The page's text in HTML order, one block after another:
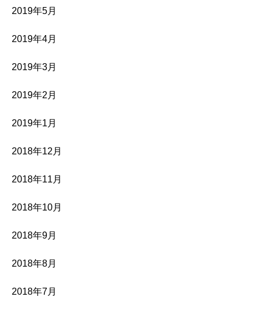
2019年5月
2019年4月
2019年3月
2019年2月
2019年1月
2018年12月
2018年11月
2018年10月
2018年9月
2018年8月
2018年7月